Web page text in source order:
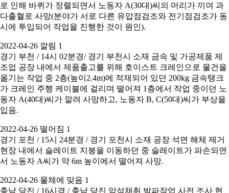
로 인해 바퀴가 정렬되면서 노동자 A(30대)씨의 머리가 끼여 과
다출혈로 사망(분야가 서로 다른 유압점검조와 전기점검조가 동
시에 투입되어 작업을 진행한 것이 원인).
2022-04-26 깔림 1
경기 부천 / 14시 02분경/ 경기 부천시 소재 금속 및 가공제품 제
조업 공장 내에서 제품출고를 위해 호이스트 크레인으로 물건을
옮기는 작업 중 2층(높이2.4m)에 적재되어 있던 200kg 금속탱크
가 크레인 주행 케이블에 걸리며 떨어져 1층에서 작업 중이던 노
동자 A(40대)씨가 깔려 사망하고, 노동자 B, C(50대)씨가 부상을
입음.
2022-04-26 떨어짐 1
경기 포천 / 15시 24분경 / 경기 포천시 소재 공장 석면 해체 제거
현장 내에서 슬레이트 지붕을 이동하던 중 슬레이트가 파손되면
서 노동자 A씨가 약 6m 높이에서 떨어져 사망.
2022-04-26 물체에 맞음 1
충남 당진 / 16시경 / 충남 당진 암석채취 발파작업 사전 조사 현